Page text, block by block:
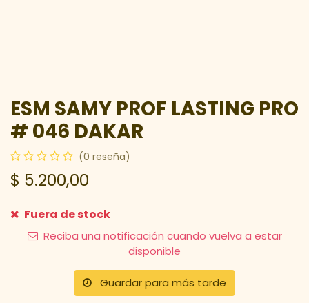
ESM SAMY PROF LASTING PRO
# 046 DAKAR
(0 reseña)
$ 5.200,00
Fuera de stock
Reciba una notificación cuando vuelva a estar
disponible
Guardar para más tarde